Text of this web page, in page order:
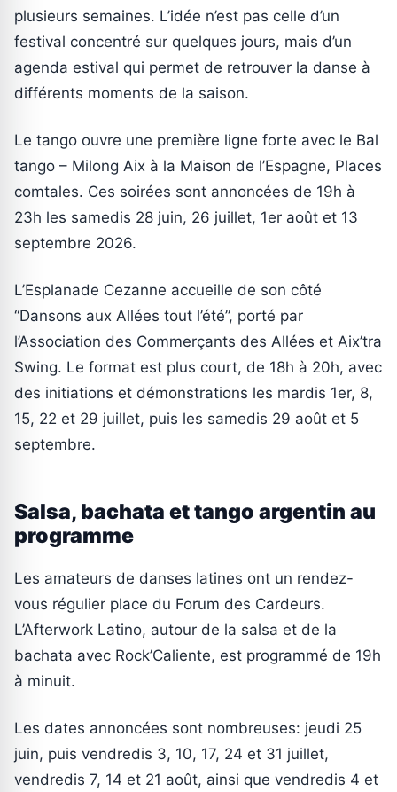
plusieurs semaines. L’idée n’est pas celle d’un
festival concentré sur quelques jours, mais d’un
agenda estival qui permet de retrouver la danse à
différents moments de la saison.
Le tango ouvre une première ligne forte avec le Bal
tango – Milong Aix à la Maison de l’Espagne, Places
comtales. Ces soirées sont annoncées de 19h à
23h les samedis 28 juin, 26 juillet, 1er août et 13
septembre 2026.
L’Esplanade Cezanne accueille de son côté
“Dansons aux Allées tout l’été”, porté par
l’Association des Commerçants des Allées et Aix’tra
Swing. Le format est plus court, de 18h à 20h, avec
des initiations et démonstrations les mardis 1er, 8,
15, 22 et 29 juillet, puis les samedis 29 août et 5
septembre.
Salsa, bachata et tango argentin au
programme
Les amateurs de danses latines ont un rendez-
vous régulier place du Forum des Cardeurs.
L’Afterwork Latino, autour de la salsa et de la
bachata avec Rock’Caliente, est programmé de 19h
à minuit.
Les dates annoncées sont nombreuses: jeudi 25
juin, puis vendredis 3, 10, 17, 24 et 31 juillet,
vendredis 7, 14 et 21 août, ainsi que vendredis 4 et